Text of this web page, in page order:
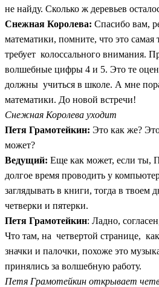
не найду. Сколько ж деревьев
Снежная Королева: Спасибо вам,
математики, помните, что это самая
требует колоссального внимания.
волшебные цифры 4 и 5. Это те
должны учиться в школе. А мне
математики. До новой встречи!
Снежная Королева уходит
Петя Грамотейкин: Это как же?
может?
Ведущий: Еще как может, если ты,
долгое время проводить у
заглядывать в книги, тогда в твоем
четверки и пятерки.
Петя Грамотейкин: Ладно,
Что там, на четвертой странице,
значки и палочки, похоже это
принялись за волшебную работу.
Петя Грамотейкин открывает